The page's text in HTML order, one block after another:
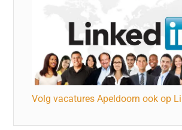
Volg vacatures Apeldoorn ook op